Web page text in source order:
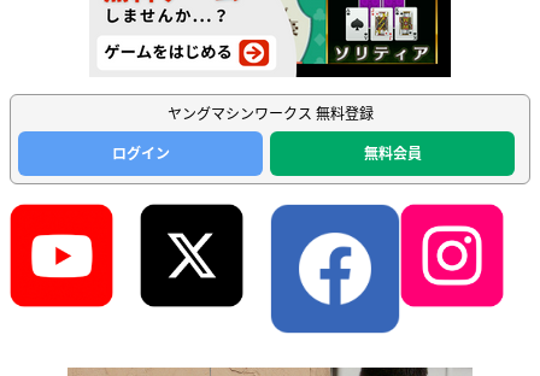
ヤングマシンワークス 無料登録
ログイン
無料会員